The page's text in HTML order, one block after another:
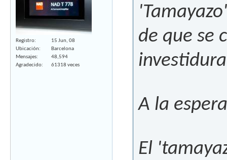
Registro
15 Jun, 08
Ubicación
Barcelona
Mensajes
48,594
Agradecido
61318 veces
de que se
A la
El